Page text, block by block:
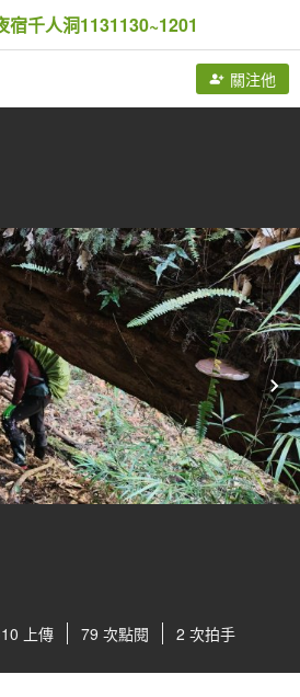
宿千人洞1131130~1201
關注他
上傳 79 次點閱 2 次拍手